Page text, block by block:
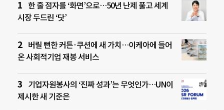
한 줄 점자를 ‘화면’으로…50년 난제 풀고 세계
시장 두드린 ‘닷’
버릴 뻔한 커튼·쿠션에 새 가치…이케아에 들어
온 사회적기업 재봉 서비스
기업자원봉사의 ‘진짜 성과’는 무엇인가…UN이
제시한 새 기준은